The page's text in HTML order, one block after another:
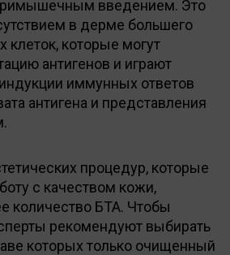
введением. Это
в дерме большего
клеток, которые могут
антигенов и играют
иммунных ответов
антигена и представления
процедур, которые
с качеством кожи,
количество БТА. Чтобы
рекомендуют выбирать
которых только очищенный